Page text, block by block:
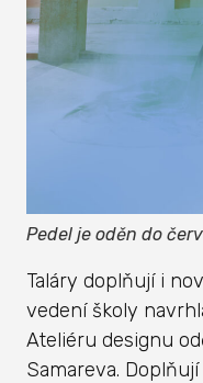
Pedel je oděn do
Taláry doplňují i
vedení školy
Ateliéru designu
Samareva.